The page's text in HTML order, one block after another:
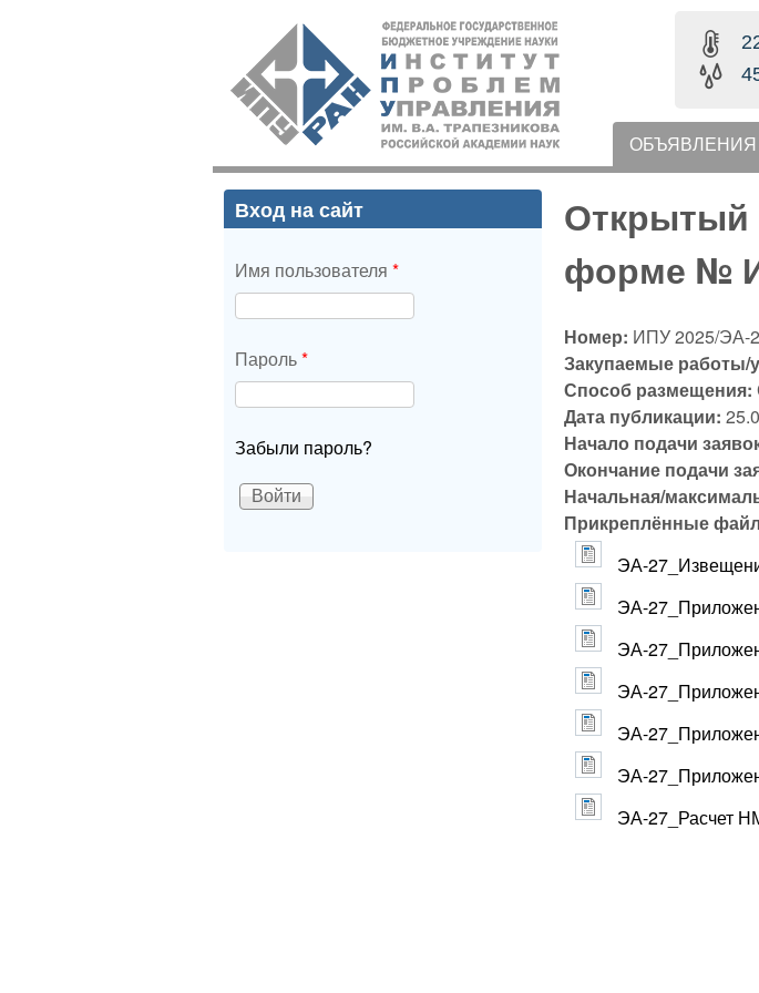
ИПУ
РАН
ОБЪЯВЛЕНИЯ
Открытый
форме №
Номер: ИПУ 2025/ЭА-
Закупаемые работы/
Способ размещения:
Дата публикации:
Начало подачи
Окончание подачи
Начальная/
Прикреплённые
ЭА-
ЭА-
ЭА-
ЭА-
ЭА-
ЭА-
ЭА-27_Расчет
Вход на сайт
Имя пользователя *
Пароль*
Забыли пароль?